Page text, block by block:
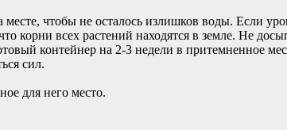
чтобы не осталось излишков воды. Если
корни всех растений находятся в земле. Не
контейнер на 2-3 недели в притемненное
сил.
для него место.